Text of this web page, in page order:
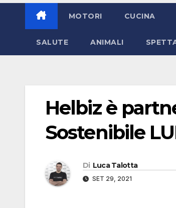
MOTORI CUCINA
SALUTE ANIMALI
Helbiz è
Sostenibile
Di Luca Talotta
SET 29, 2021